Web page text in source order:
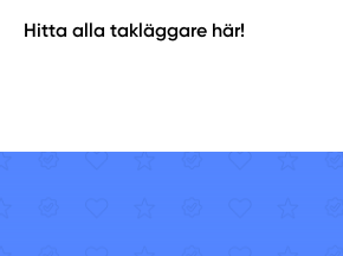
Hitta alla takläggare här!